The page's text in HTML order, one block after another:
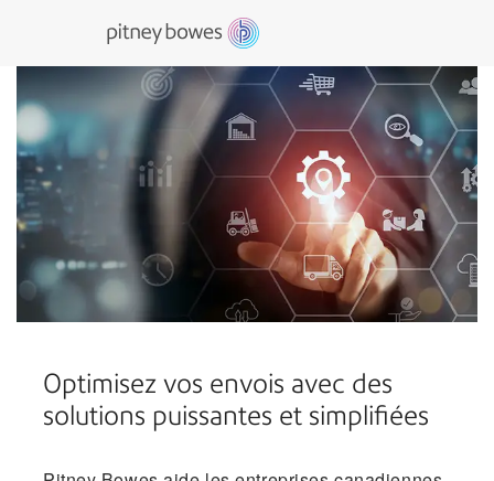
Optimisez vos envois avec des
solutions puissantes et simplifiées